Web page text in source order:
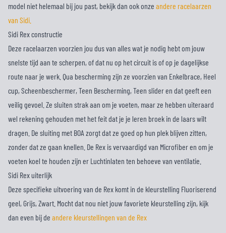
model niet helemaal bij jou past, bekijk dan ook onze andere racelaarzen
van Sidi.
Sidi Rex constructie
Deze racelaarzen voorzien jou dus van alles wat je nodig hebt om jouw
snelste tijd aan te scherpen, of dat nu op het circuit is of op je dagelijkse
route naar je werk. Qua bescherming zijn ze voorzien van Enkelbrace, Heel
cup, Scheenbeschermer, Teen Bescherming, Teen slider en dat geeft een
veilig gevoel. Ze sluiten strak aan om je voeten, maar ze hebben uiteraard
wel rekening gehouden met het feit dat je je leren broek in de laars wilt
dragen. De sluiting met BOA zorgt dat ze goed op hun plek blijven zitten,
zonder dat ze gaan knellen. De Rex is vervaardigd van Microfiber en om je
voeten koel te houden zijn er Luchtinlaten ten behoeve van ventilatie.
Sidi Rex uiterlijk
Deze specifieke uitvoering van de Rex komt in de kleurstelling Fluoriserend
geel, Grijs, Zwart. Mocht dat nou niet jouw favoriete kleurstelling zijn, kijk
dan even bij de andere kleurstellingen van de Rex